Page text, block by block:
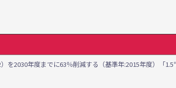
を2030年度までに63％削減する（基準年:2015年度）「